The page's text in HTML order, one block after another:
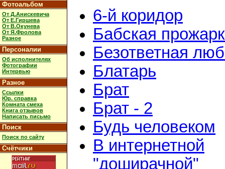
Фотоальбом
От Д.Анискевича
От Е.Гиршева
От В.Окунева
От Я.Фролова
Разное
Персоналии
Об исполнителях
Фотографии
Интервью
Разное
Ссылки
Юр. справка
Комната смеха
Книга отзывов
Написать письмо
Поиск
Поиск по сайту
Счётчики
6-й коридор
Бабская
Безответная
Блатарь
Брат
Брат - 2
Будь человеком
В интернетной
"доширачной"